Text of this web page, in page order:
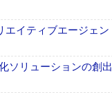
イティブエージェン
ソリューションの創出